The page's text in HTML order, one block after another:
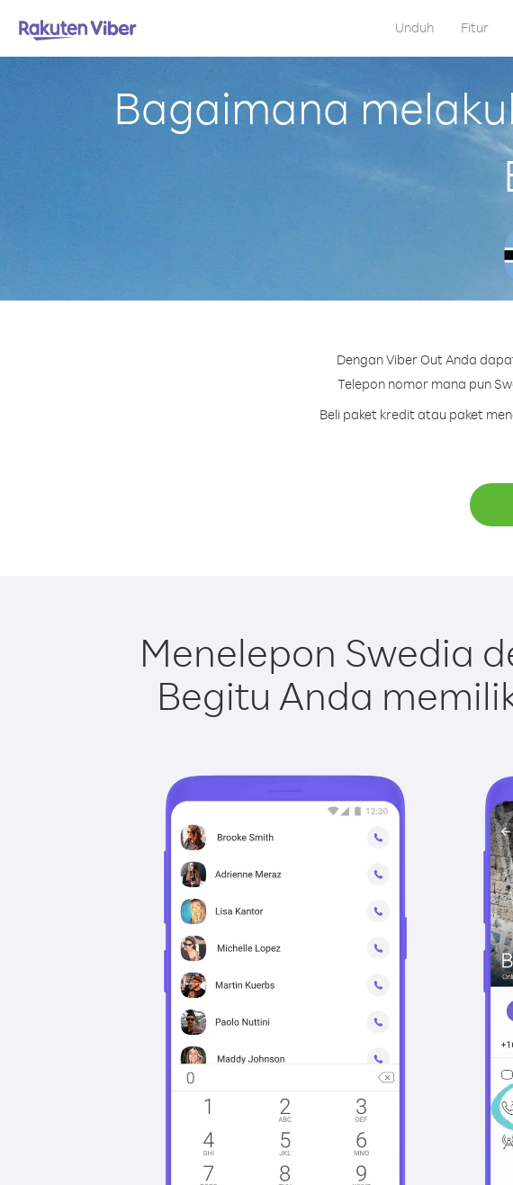
Unduh Fitur
Bagaimana
Dengan Viber Out Anda
Telepon nomor mana pun
Beli paket kredit atau paket
Menelepon Swedia
Begitu Anda